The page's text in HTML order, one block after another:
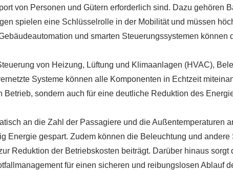
von Personen und Gütern erforderlich sind. Dazu gehören
spielen eine Schlüsselrolle in der Mobilität und müssen
und smarten Steuerungssystemen können
von Heizung, Lüftung und Klimaanlagen (HVAC),
Systeme können alle Komponenten in Echtzeit
sondern auch für eine deutliche Reduktion des
an die Zahl der Passagiere und die Außentemperaturen
gespart. Zudem können die Beleuchtung und andere
Reduktion der Betriebskosten beiträgt. Darüber hinaus sorgt
für einen sicheren und reibungslosen Ablauf